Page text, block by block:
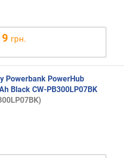
грн.
Powerbank PowerHub
Black CW-PB300LP07BK